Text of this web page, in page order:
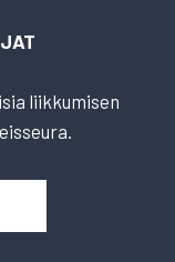
liikkumisen